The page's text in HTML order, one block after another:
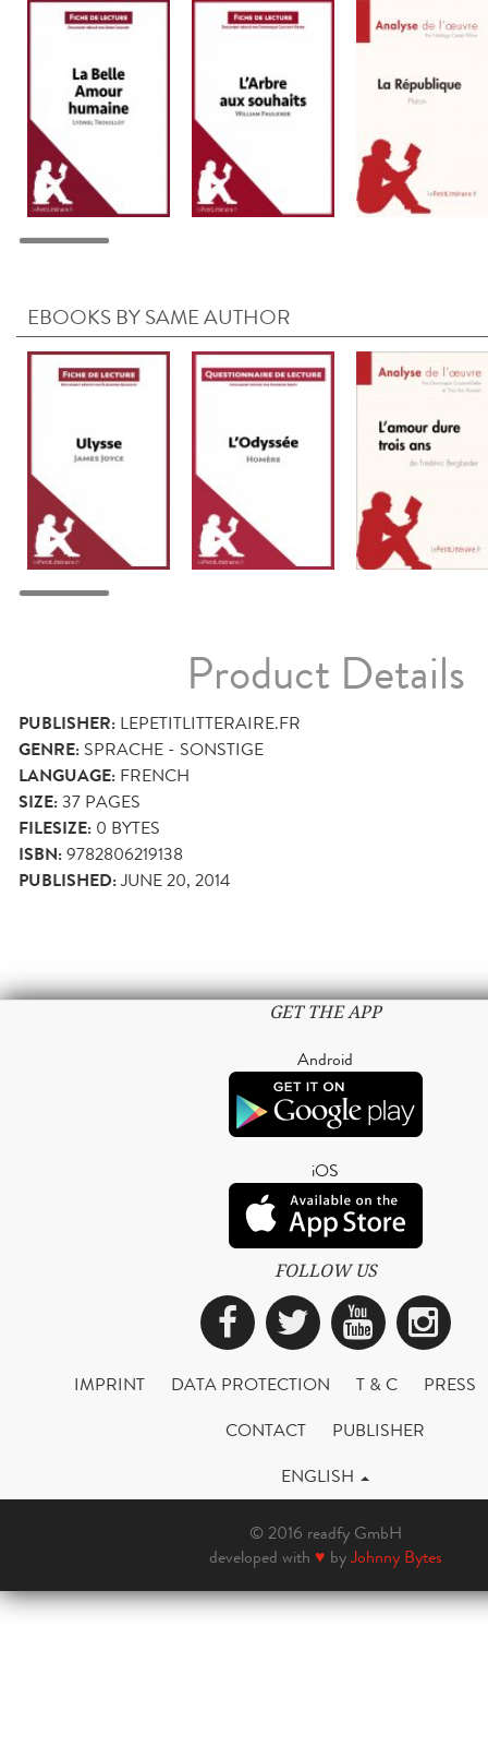
EBOOKS BY SAME AUTHOR
Product Details
PUBLISHER: LEPETITLITTERAIRE.FR
GENRE: SPRACHE - SONSTIGE
LANGUAGE: FRENCH
SIZE:37 PAGES
FILESIZE: 0 BYTES
ISBN:9782806219138
PUBLISHED:JUNE 20, 2014
GET THE APP
Android
iOS
FOLLOW US
Facebook
Twitter
IMPRINT DATA PROTECTION T & C
PRESS
CONTACT
PUBLISHER
ENGLISH
© 2016 readfy GmbH
developed with ♥ byJohnny Bytes